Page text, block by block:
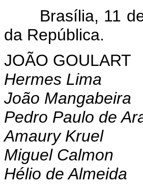
Brasília, 11 de
da República.
JOÃO GOULART
Hermes Lima
João Mangabeira
Pedro Paulo de
Amaury Kruel
Miguel Calmon
Hélio de Almeida